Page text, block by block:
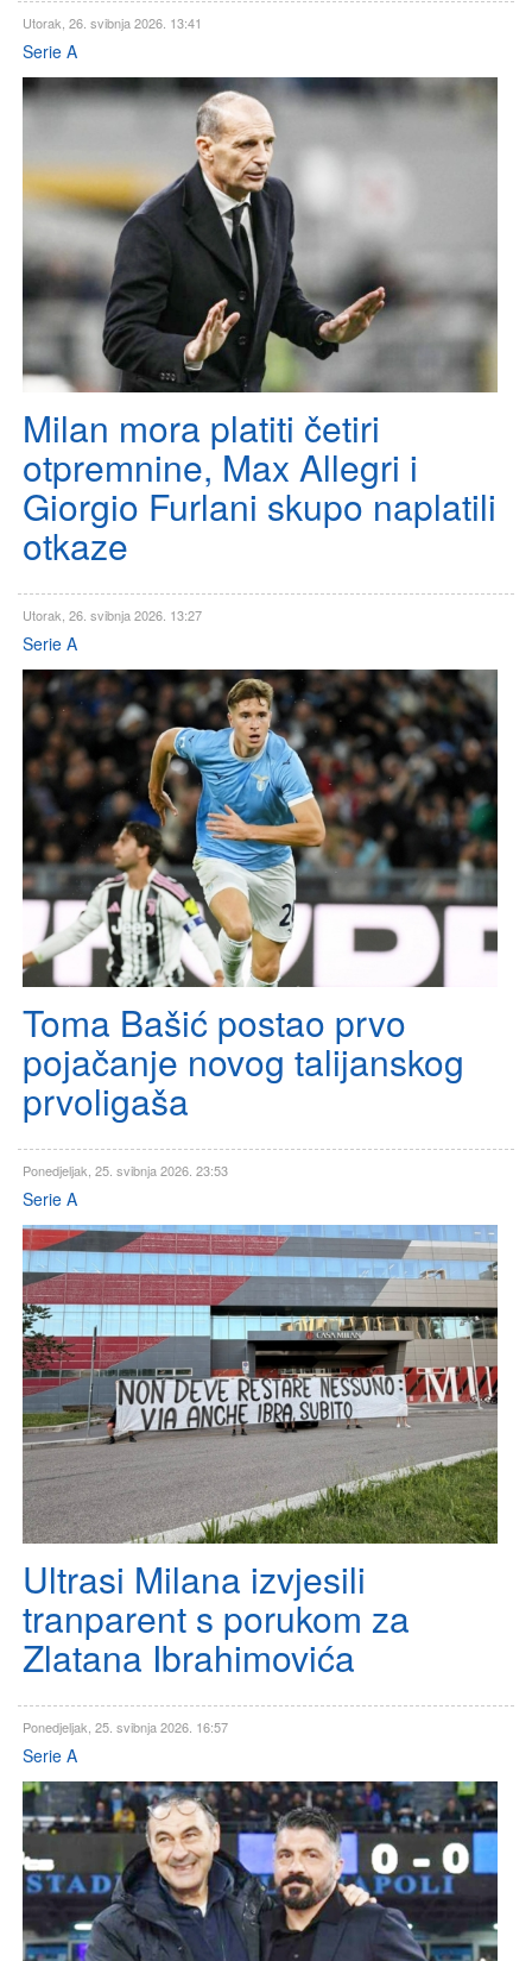
Utorak, 26. svibnja 2026. 13:41
Serie A
Milan mora platiti četiri
otpremnine, Max Allegri i
Giorgio Furlani skupo naplatili
otkaze
Utorak, 26. svibnja 2026. 13:27
Serie A
Toma Bašić postao prvo
pojačanje novog talijanskog
prvoligaša
Ponedjeljak, 25. svibnja 2026. 23:53
Serie A
Ultrasi Milana izvjesili
tranparent s porukom za
Zlatana Ibrahimovića
Ponedjeljak, 25. svibnja 2026. 16:57
Serie A